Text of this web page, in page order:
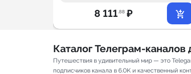
8 111.88 ₽
Каталог Телеграм-
Путешествия в удивительный мир — это
подписчиков канала в 6.0K и качественный